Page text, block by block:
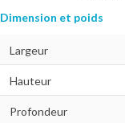
Dimension et poids
Largeur
Hauteur
Profondeur